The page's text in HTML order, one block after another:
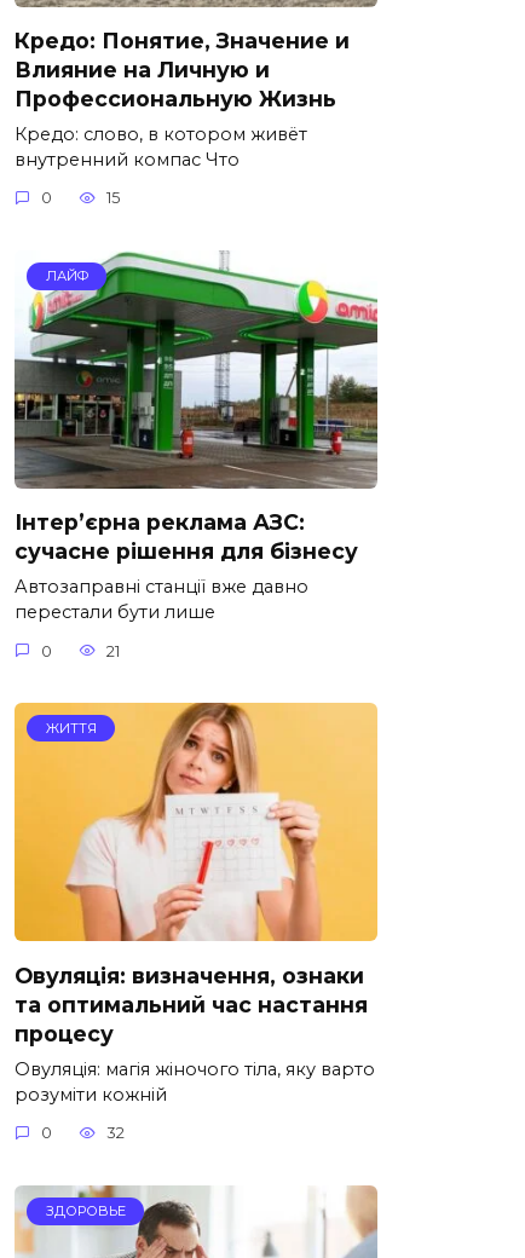
Кредо: Понятие, Значение и
Влияние на Личную и
Профессиональную Жизнь
Кредо: слово, в котором живёт
внутренний компас Что
0 15
ЛАЙФ
Інтер’єрна реклама АЗС:
сучасне рішення для бізнесу
Автозаправні станції вже давно
перестали бути лише
0 21
ЖИТТЯ
Овуляція: визначення, ознаки
та оптимальний час настання
процесу
Овуляція: магія жіночого тіла, яку варто
розуміти кожній
0 32
ЗДОРОВЬЕ